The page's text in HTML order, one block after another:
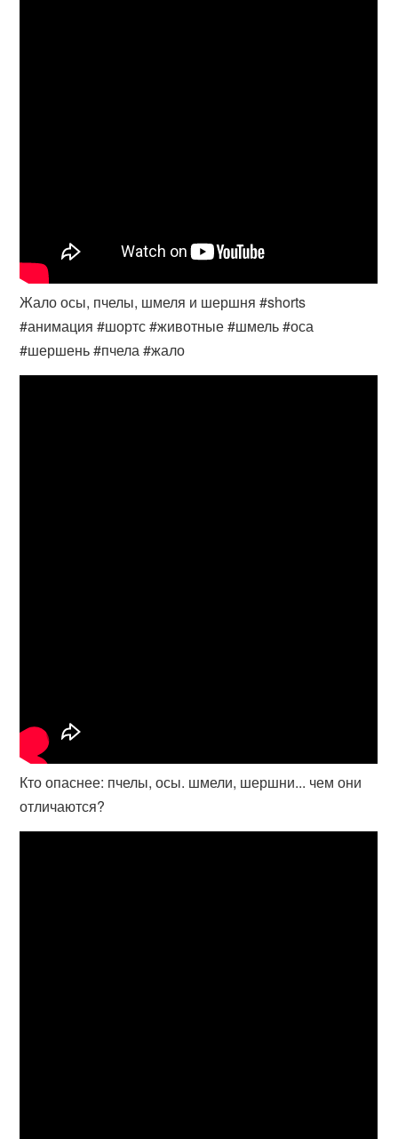
Жало осы, пчелы, шмеля и шершня #shorts
#анимация #шортс #животные #шмель #оса
#шершень #пчела #жало
Кто опаснее: пчелы, осы. шмели, шершни... чем они
отличаются?